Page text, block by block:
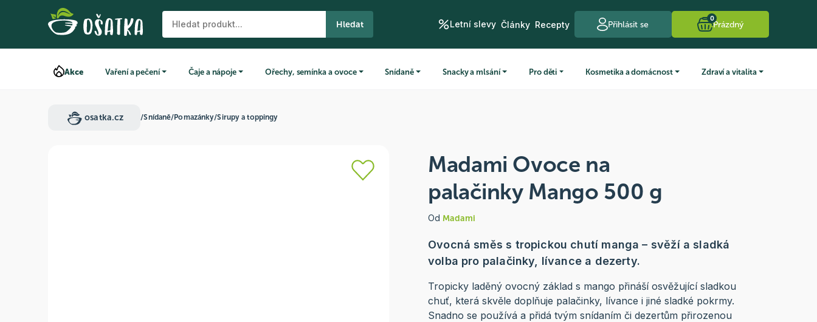
Hledat Letní slevy Články Recepty Přihlásit se
0
Prázdný
Akce Vaření a pečení Čaje a nápoje Ořechy, semínka a ovoce Snídaně Snacky a mlsání Pro děti Kosmetika a domácnost Zdraví a vitalita
osatka.cz /Snídaně/Pomazánky/Sirupy a toppingy
Madami Ovoce na
palačinky Mango 500 g
Od Madami
Ovocná směs s tropickou chutí manga – svěží a sladká
volba pro palačinky, lívance a dezerty.
Tropicky laděný ovocný základ s mango přináší osvěžující sladkou
chuť, která skvěle doplňuje palačinky, lívance i jiné sladké pokrmy.
Snadno se používá a přidá tvým snídaním či dezertům přirozenou